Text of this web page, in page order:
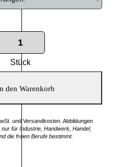
Stück
und Versandkosten. Abbildungen
nur für Industrie, Handwerk, Handel,
die freien Berufe bestimmt.